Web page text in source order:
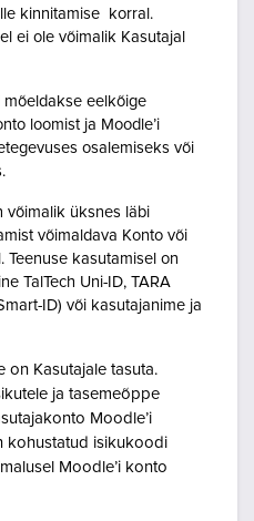
kinnitamise korral.
ei ole võimalik Kasutajal
mõeldakse eelkõige
loomist ja Moodle’i
osalemiseks või
võimalik üksnes läbi
võimaldava Konto või
Teenuse kasutamisel on
TalTech Uni-ID, TARA
ID) või kasutajanime ja
on Kasutajale tasuta.
ja tasemeõppe
Moodle’i
kohustatud isikukoodi
Moodle’i konto